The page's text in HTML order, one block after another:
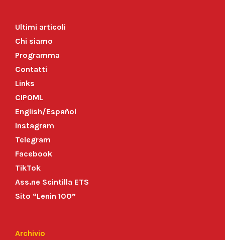
Ultimi articoli
Chi siamo
Programma
Contatti
Links
CIPOML
English/Español
Instagram
Telegram
Facebook
TikTok
Ass.ne Scintilla ETS
Sito “Lenin 100”
Archivio